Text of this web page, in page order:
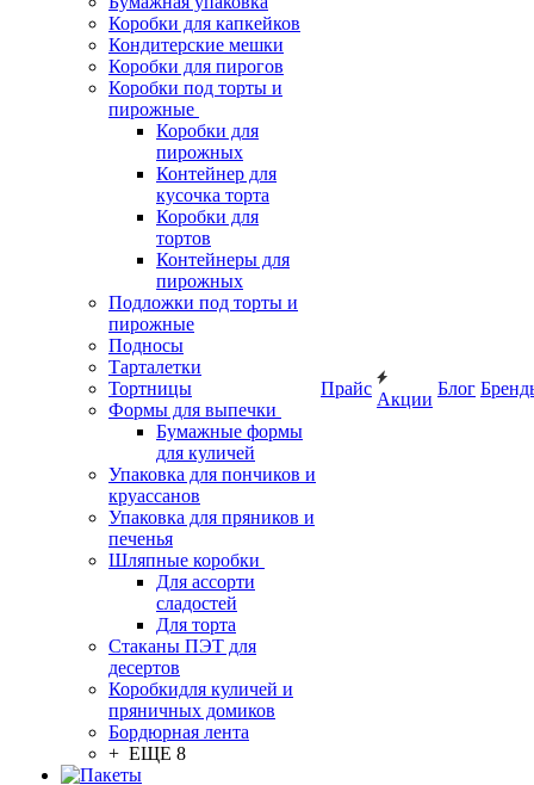
Коробки для капкейков
Кондитерские мешки
Коробки для пирогов
Коробки под торты и
пирожные
Коробки для
пирожных
Контейнер для
кусочка торта
Коробки для
тортов
Контейнеры для
пирожных
Подложки под торты и
пирожные
Подносы
Тарталетки
Тортницы
Формы для выпечки
Бумажные формы
для куличей
Упаковка для пончиков и
круассанов
Упаковка для пряников и
печенья
Шляпные коробки
Для ассорти
сладостей
Для торта
Стаканы ПЭТ для
десертов
Коробкидля куличей и
пряничных домиков
Бордюрная лента
+ ЕЩЕ 8
Прайс
Акции
Блог